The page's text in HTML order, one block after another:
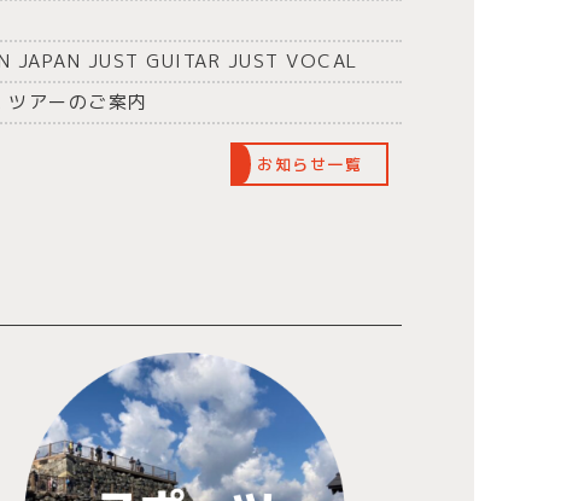
JAPAN JUST GUITAR JUST VOCAL
アーのご案内
お知らせ一覧